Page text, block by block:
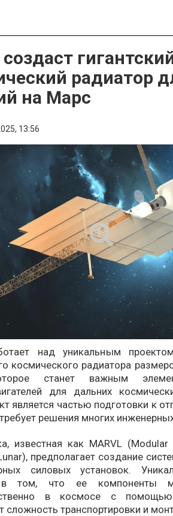
создаст
радиатор
на Марс
13:56
над уникальным
космического радиатора
станет важным
для дальних
является частью подготовки к
решения многих
известная как MARVL
предполагает создание
силовых установок.
в том, что ее компоненты
в космосе с
сложность транспортировки и